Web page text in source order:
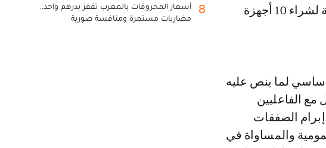
تفويت صفقات إلى شركات محددة من خلال صفقات تفاوضية لشراء 10 أجهزة
لما ينص عليه
مع الفاعليين
الصفقات
والمساواة في
8
أسعار المحروقات بالمغرب تقفز بدرهم واحد..
مضاربات مستمرة ومنافسة صورية